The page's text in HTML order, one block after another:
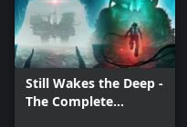
Still Wakes the Deep -
The Complete